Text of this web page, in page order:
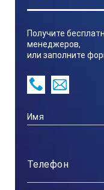
Получите
менеджеров,
или заполните